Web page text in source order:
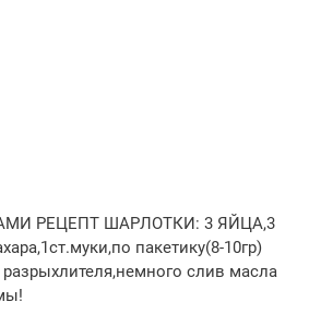
РЕЦЕПТ ШАРЛОТКИ: 3 ЯЙЦА,3
пакетику(8-10гр)
слив масла